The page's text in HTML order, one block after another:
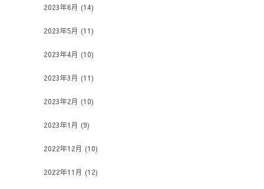
2023年6月 (14)
2023年5月 (11)
2023年4月 (10)
2023年3月 (11)
2023年2月 (10)
2023年1月 (9)
2022年12月 (10)
2022年11月 (12)